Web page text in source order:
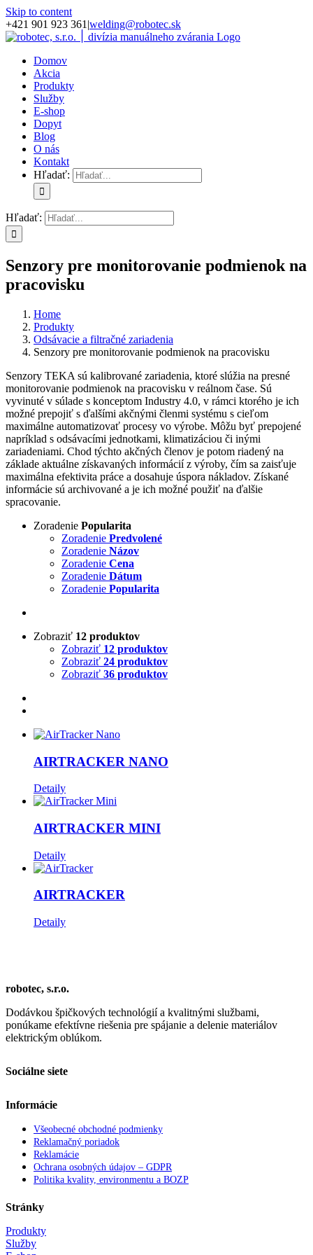
Skip to content
+421 901 923 361 |welding@robotec.sk
Domov
Akcia
Produkty
Služby
E-shop
Dopyt
Blog
O nás
Kontakt
Hľadať:
Hľadať:
Senzory pre monitorovanie podmienok na
pracovisku
Home
Produkty
Odsávacie a filtračné zariadenia
Senzory pre monitorovanie podmienok na pracovisku
Senzory TEKA sú kalibrované zariadenia, ktoré slúžia na presné
monitorovanie podmienok na pracovisku v reálnom čase. Sú
vyvinuté v súlade s konceptom Industry 4.0, v rámci ktorého je ich
možné prepojiť s ďalšími akčnými členmi systému s cieľom
maximálne automatizovať procesy vo výrobe. Môžu byť prepojené
napríklad s odsávacími jednotkami, klimatizáciou či inými
zariadeniami. Chod týchto akčných členov je potom riadený na
základe aktuálne získavaných informácií z výroby, čím sa zaisťuje
maximálna efektivita práce a dosahuje úspora nákladov. Získané
informácie sú archivované a je ich možné použiť na ďalšie
spracovanie.
Zoradenie Popularita
Zoradenie Predvolené
Zoradenie Názov
Zoradenie Cena
Zoradenie Dátum
Zoradenie Popularita
Zobraziť 12 produktov
Zobraziť 12 produktov
Zobraziť 24 produktov
Zobraziť 36 produktov
AIRTRACKER NANO
Detaily
AIRTRACKER MINI
Detaily
AIRTRACKER
Detaily
robotec, s.r.o.
Dodávkou špičkových technológií a kvalitnými službami,
ponúkame efektívne riešenia pre spájanie a delenie materiálov
elektrickým oblúkom.
Sociálne siete
Informácie
Všeobecné obchodné podmienky
Reklamačný poriadok
Reklamácie
Ochrana osobných údajov – GDPR
Politika kvality, environmentu a BOZP
Stránky
Produkty
Služby